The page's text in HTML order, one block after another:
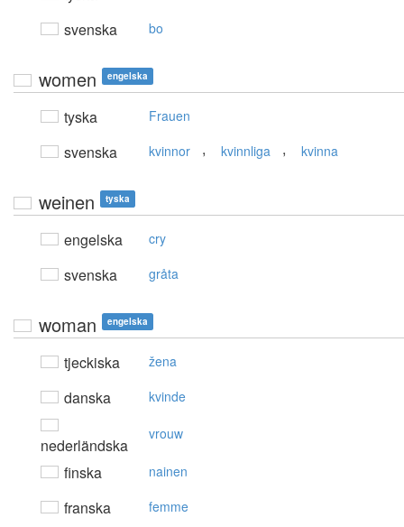
svenska bo
women engelska
tyska Frauen
svenska kvinnor , kvinnliga , kvinna
weinen tyska
engelska cry
svenska gråta
woman engelska
tjeckiska žena
danska kvinde
nederländska
vrouw
finska nainen
franska femme